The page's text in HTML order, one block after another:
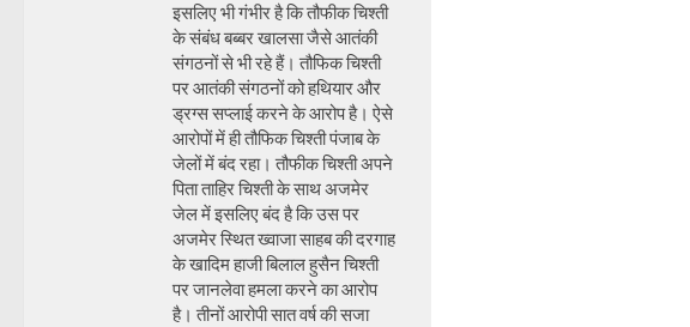
इसलिए भी गंभीर है कि तौफीक चिश्ती
के संबंध बब्बर खालसा जैसे आतंकी
संगठनों से भी रहे हैं। तौफिक चिश्ती
पर आतंकी संगठनों को हथियार और
ड्रग्स सप्लाई करने के आरोप है। ऐसे
आरोपों में ही तौफिक चिश्ती पंजाब के
जेलों में बंद रहा। तौफीक चिश्ती अपने
पिता ताहिर चिश्ती के साथ अजमेर
जेल में इसलिए बंद है कि उस पर
अजमेर स्थित ख्वाजा साहब की दरगाह
के खादिम हाजी बिलाल हुसैन चिश्ती
पर जानलेवा हमला करने का आरोप
है। तीनों आरोपी सात वर्ष की सजा